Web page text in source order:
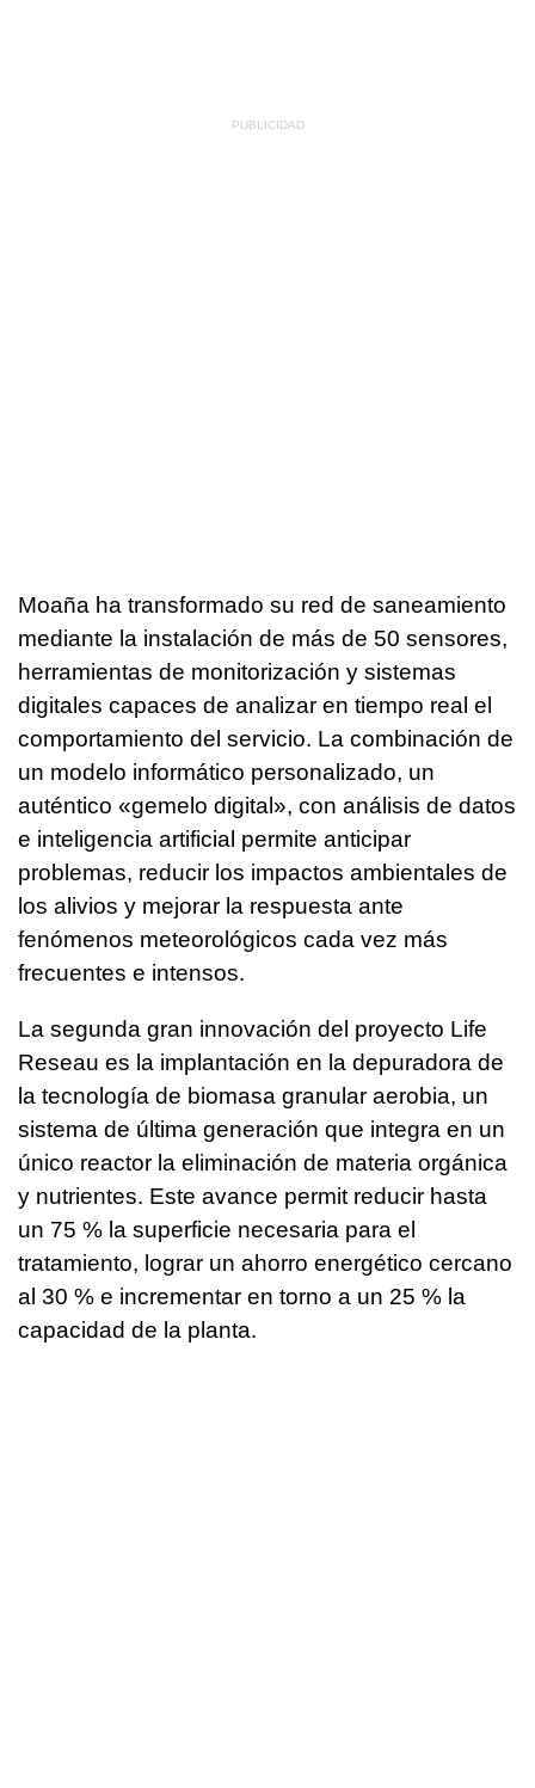
Moaña ha transformado su red de saneamiento
mediante la instalación de más de 50 sensores,
herramientas de monitorización y sistemas
digitales capaces de analizar en tiempo real el
comportamiento del servicio. La combinación de
un modelo informático personalizado, un
auténtico «gemelo digital», con análisis de datos
e inteligencia artificial permite anticipar
problemas, reducir los impactos ambientales de
los alivios y mejorar la respuesta ante
fenómenos meteorológicos cada vez más
frecuentes e intensos.
La segunda gran innovación del proyecto Life
Reseau es la implantación en la depuradora de
la tecnología de biomasa granular aerobia, un
sistema de última generación que integra en un
único reactor la eliminación de materia orgánica
y nutrientes. Este avance permit reducir hasta
un 75 % la superficie necesaria para el
tratamiento, lograr un ahorro energético cercano
al 30 % e incrementar en torno a un 25 % la
capacidad de la planta.